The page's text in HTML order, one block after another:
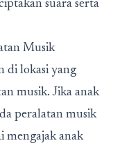
suara serta
Musik
di lokasi yang
musik. Jika anak
peralatan musik
mengajak anak